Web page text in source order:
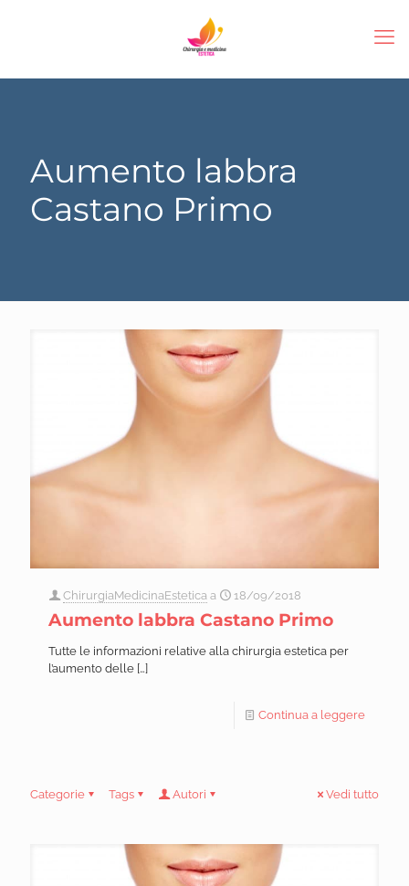
Aumento labbra
Castano Primo
ChirurgiaMedicinaEstetica a 18/09/2018
Aumento labbra Castano Primo
Tutte le informazioni relative alla chirurgia estetica per
l’aumento delle […]
Continua a leggere
Categorie Tags Autori Vedi tutto